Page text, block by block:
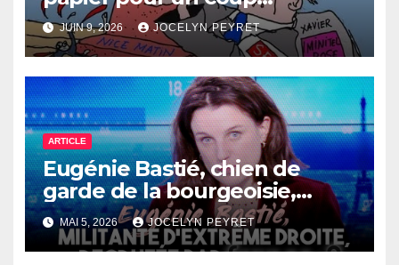
immobilier ?
JUIN 9, 2026 JOCELYN PEYRET
ARTICLE
Eugénie Bastié, chien de
garde de la bourgeoisie,
recrutée par France 2 pour
les présidentielles
MAI 5, 2026 JOCELYN PEYRET